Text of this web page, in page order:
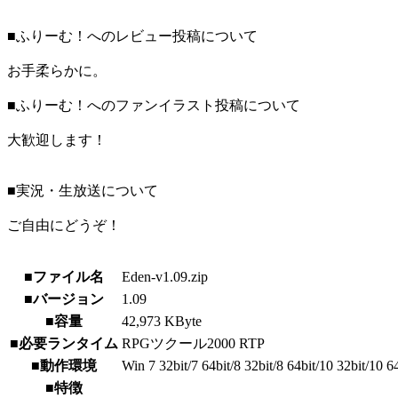
■ふりーむ！へのレビュー投稿について
お手柔らかに。
■ふりーむ！へのファンイラスト投稿について
大歓迎します！
■実況・生放送について
ご自由にどうぞ！
■ファイル名
Eden-v1.09.zip
■バージョン
1.09
■容量
42,973 KByte
■必要ランタイム RPGツクール2000 RTP
■動作環境
Win 7 32bit/7 64bit/8 32bit/8 64bit/10 32bit/10
■特徴